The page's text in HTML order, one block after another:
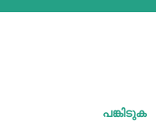
പങ്കിടുക